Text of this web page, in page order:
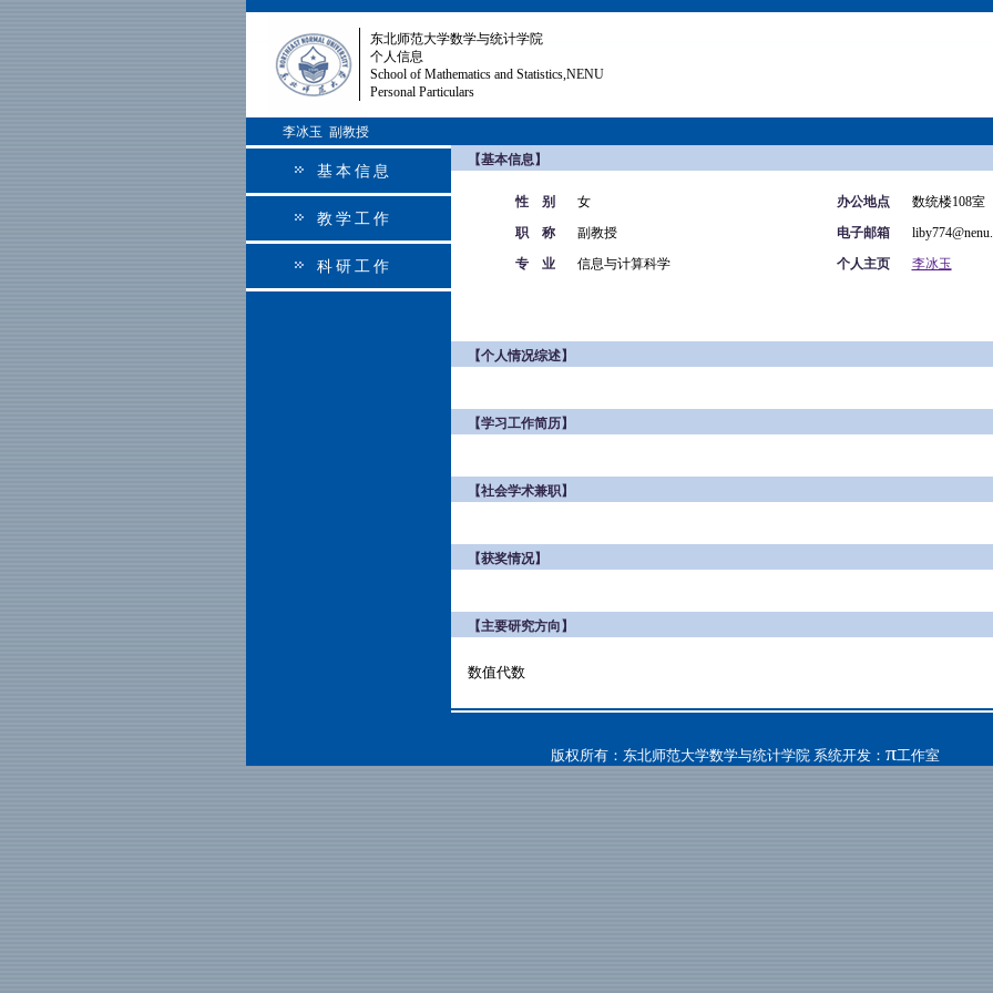
东北师范大学数学与统计学院
个人信息
School of Mathematics and Statistics,NENU
Personal Particulars
李冰玉 副教授
基本信息
教学工作
科研工作
【基本信息】
性 别 女 办公地点
数统楼108室
职 称
副教授 电子邮箱
专 业
信息与计算科学 个人主页 李冰玉
【个人情况综述】
【学习工作简历】
【社会学术兼职】
【获奖情况】
【主要研究方向】
数值代数
版权所有：东北师范大学数学与统计学院 系统开发： π工作室